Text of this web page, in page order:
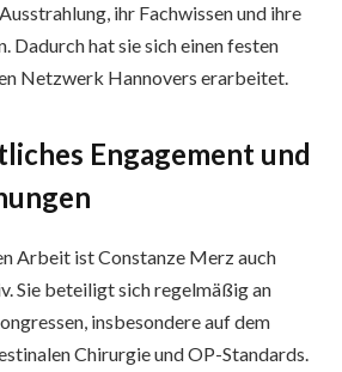
ihr Fachwissen und ihre
Dadurch hat sie sich einen festen
Netzwerk Hannovers erarbeitet.
Engagement und
Arbeit ist Constanze Merz auch
Sie beteiligt sich regelmäßig an
insbesondere auf dem
Chirurgie und OP-Standards.